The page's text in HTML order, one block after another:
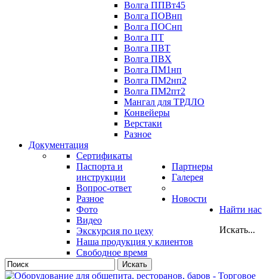
Волга ППВт45
Волга ПОВнп
Волга ПОСнп
Волга ПТ
Волга ПВТ
Волга ПВХ
Волга ПМ1нп
Волга ПМ2нп2
Волга ПМ2пт2
Мангал для ТРДЛО
Конвейеры
Верстаки
Разное
Документация
Сертификаты
Паспорта и
инструкции
Вопрос-ответ
Разное
Партнеры
Галерея
Фото
Видео
Экскурсия по цеху
Наша продукция у клиентов
Свободное время
Новости
Найти нас
Искать...
Искать